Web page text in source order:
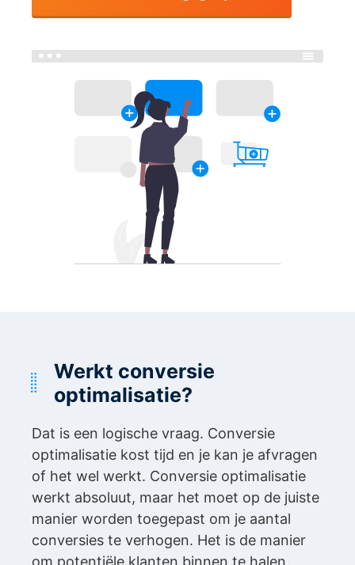
Werkt conversie
optimalisatie?
Dat is een logische vraag. Conversie
optimalisatie kost tijd en je kan je afvragen
of het wel werkt. Conversie optimalisatie
werkt absoluut, maar het moet op de juiste
manier worden toegepast om je aantal
conversies te verhogen. Het is de manier
om potentiële klanten binnen te halen.